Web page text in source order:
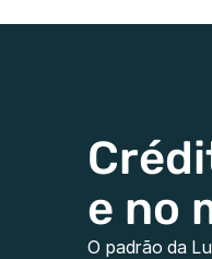
e no
O padrão da